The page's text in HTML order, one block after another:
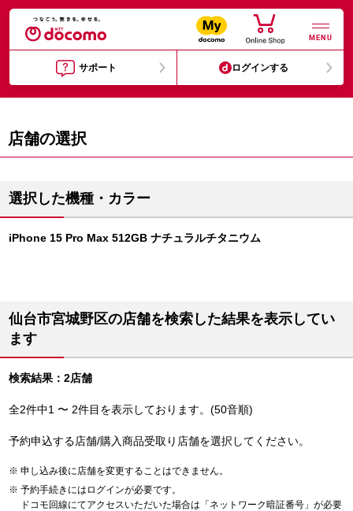
MENU
サポート ログインする
店舗の選択
選択した機種・カラー
iPhone 15 Pro Max 512GB ナチュラルチタニウム
仙台市宮城野区の店舗を検索した結果を表示してい
ます
検索結果：2店舗
全2件中1 〜 2件目を表示しております。(50音順)
予約申込する店舗/購入商品受取り店舗を選択してください。
申し込み後に店舗を変更することはできません。
予約手続きにはログインが必要です。
ドコモ回線にてアクセスいただいた場合は「ネットワーク暗証番号」が必要